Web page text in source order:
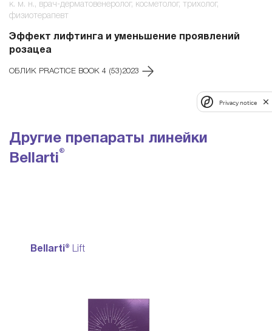
к. м. н., врач-дерматовенеролог, косметолог, трихолог,
физиотерапевт
Эффект лифтинга и уменьшение проявлений
розацеа
ОБЛИК PRACTICE BOOK 4 (53)2023
Другие препараты линейки
Bellarti®
Bellarti® Lift
Privacy notice